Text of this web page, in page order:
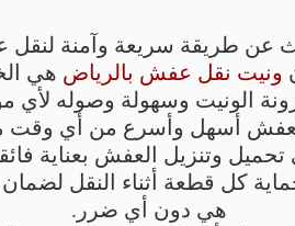
عن طريقة سريعة وآمنة
ونيت نقل عفش بالرياض هي
الونيت وسهولة وصوله لأي
أسهل وأسرع من أي وقت
وتنزيل العفش بعناية
كل قطعة أثناء النقل
هي دون أي ضرر.